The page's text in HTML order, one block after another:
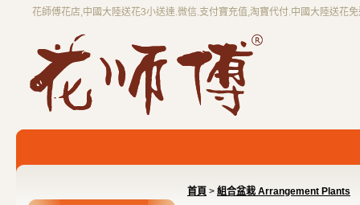
花師傅花店,中國大陸送花3小送達.微信.支付寶充值,淘寶代付.中國大陸送花
首頁 > 組合盆栽 Arrangement Plants